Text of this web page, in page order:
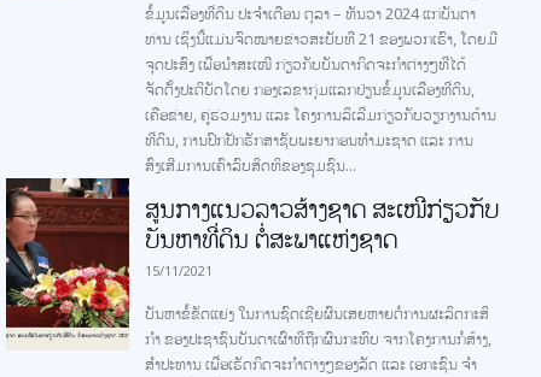
ຂໍ້ມູນເລື່ອງທີ່ດິນ ປະຈໍາເດືອນ ຕຸລາ – ທັນວາ 2024 ແກ່ບັນດາ
ທ່ານ ເຊິ່ງນີ້ແມ່ນຈົດໝາຍຂ່າວສະບັບທີ 21 ຂອງພວກເຮົາ, ໂດຍມີ
ຈຸດປະສົງ ເພື່ອນຳສະເໜີ ກ່ຽວກັບບັນດາກິດຈະກຳຕ່າງໆທີ່ໄດ້
ຈັດຕັ້ງປະຕິບັດໂດຍ ກອງເລຂາກຸ່ມແລກປ່ຽນຂໍ້ມູນເລື່ອງທີ່ດິນ,
ເຄືອຂ່າຍ, ຄູ່ຮ່ວມງານ ແລະ ໂຄງການລິເລີ່ມກ່ຽວກັບວຽກງານດ້ານ
ທີ່ດິນ, ການປົກປັກຮັກສາຊັບພະຍາກອນທຳມະຊາດ ແລະ ການ
ສົ່ງເສີມການເຄົາລົບສິດທິຂອງຊຸມຊົນ...
ສູນກາງແນວລາວສ້າງຊາດ ສະເໜີກ່ຽວກັບ
ບັນຫາທີ່ດິນ ຕໍ່ສະພາແຫ່ງຊາດ
15/11/2021
ບັນຫາຂໍ້ຂັດແຍ່ງ ໃນການຊົດເຊີຍຜົນເສຍຫາຍຕໍ່ການຜະລິດກະສິ
ກໍາ ຂອງປະຊາຊົນບັນດາເຜົ່າທີ່ຖືກຜົນກະທົບ ຈາກໂຄງການກໍ່ສ້າງ,
ສໍາປະທານ ເພື່ອເຮັດກິດຈະກໍາຕ່າງໆຂອງລັດ ແລະ ເອກະຊົນ ຈໍາ